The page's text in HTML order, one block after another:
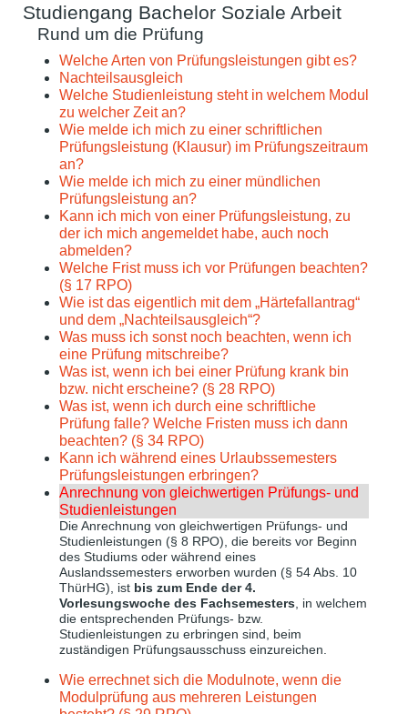
Studiengang Bachelor Soziale Arbeit
Rund um die Prüfung
Welche Arten von Prüfungsleistungen gibt es?
Nachteilsausgleich
Welche Studienleistung steht in welchem Modul
zu welcher Zeit an?
Wie melde ich mich zu einer schriftlichen
Prüfungsleistung (Klausur) im Prüfungszeitraum
an?
Wie melde ich mich zu einer mündlichen
Prüfungsleistung an?
Kann ich mich von einer Prüfungsleistung, zu
der ich mich angemeldet habe, auch noch
abmelden?
Welche Frist muss ich vor Prüfungen beachten?
(§ 17 RPO)
Wie ist das eigentlich mit dem „Härtefallantrag“
und dem „Nachteilsausgleich“?
Was muss ich sonst noch beachten, wenn ich
eine Prüfung mitschreibe?
Was ist, wenn ich bei einer Prüfung krank bin
bzw. nicht erscheine? (§ 28 RPO)
Was ist, wenn ich durch eine schriftliche
Prüfung falle? Welche Fristen muss ich dann
beachten? (§ 34 RPO)
Kann ich während eines Urlaubssemesters
Prüfungsleistungen erbringen?
Anrechnung von gleichwertigen Prüfungs- und
Studienleistungen
Die Anrechnung von gleichwertigen Prüfungs- und
Studienleistungen (§ 8 RPO), die bereits vor Beginn
des Studiums oder während eines
Auslandssemesters erworben wurden (§ 54 Abs. 10
ThürHG), ist bis zum Ende der 4.
Vorlesungswoche des Fachsemesters, in welchem
die entsprechenden Prüfungs- bzw.
Studienleistungen zu erbringen sind, beim
zuständigen Prüfungsausschuss einzureichen.
Wie errechnet sich die Modulnote, wenn die
Modulprüfung aus mehreren Leistungen